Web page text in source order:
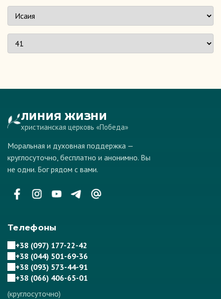
ЛИНИЯ ЖИЗНИ
христианская церковь «Победа»
Моральная и духовная поддержка —
круглосуточно, бесплатно и анонимно. Вы
не одни. Бог рядом с вами.
Телефоны
+38 (097) 177-22-42
+38 (044) 501-69-36
+38 (093) 573-44-91
+38 (066) 406-65-01
(круглосуточно)